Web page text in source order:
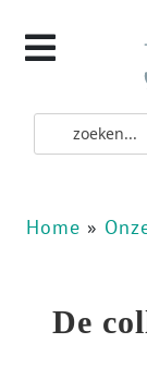
Home »
De